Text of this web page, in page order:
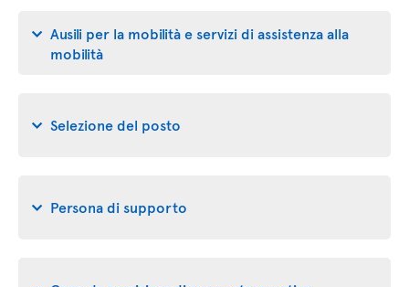
Ausili per la mobilità e servizi di assistenza alla
mobilità
Selezione del posto
Persona di supporto